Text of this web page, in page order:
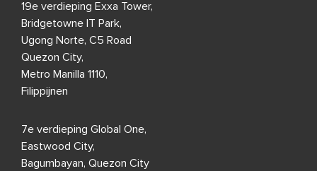
19e verdieping Exxa Tower,
Bridgetowne IT Park,
Ugong Norte, C5 Road
Quezon City,
Metro Manilla 1110,
Filippijnen
7e verdieping Global One,
Eastwood City,
Bagumbayan, Quezon City